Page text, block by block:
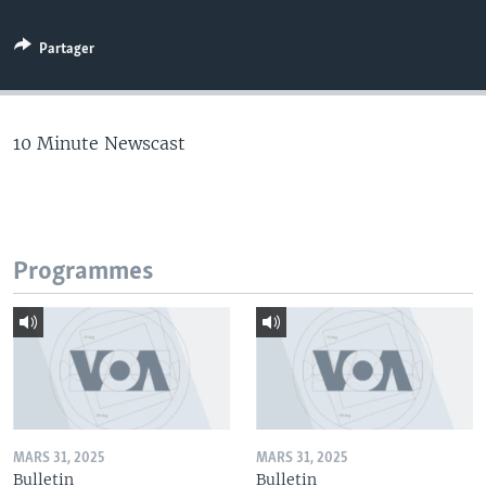
Partager
10 Minute Newscast
Programmes
MARS 31, 2025
Bulletin
MARS 31, 2025
Bulletin